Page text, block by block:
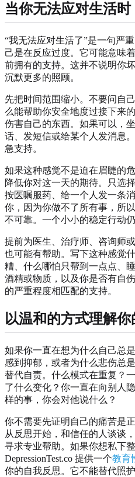
当你无法应对生活
“我无法应对生活了”是一句严
己是在反应过度。它可能意味
前拥有的支持。这并不说明你
沉默更多的照顾。
先把时间范围缩小。不要问自
么能帮助你安全地度过接下来
伤害自己的东西。如果可以，
话、发短信或给某个人发消息
急支持。
如果这种感觉不是迫在眉睫的
降低你对这一天的期待。只选
按医嘱服药、给一个人发一条
你，因为你做不了所有事，所
不可靠。一个小小的稳定行动仍
提前为医生、治疗师、咨询师
也可能有帮助。写下这种感觉
糟、什么哪怕只帮到一点点、
酒精或物质，以及你是否有自
的严重程度相匹配的支持。
以温和的方式理解
如果你一直在想为什么自己总
感到抑郁，或者为什么悲伤总
替代自责。什么模式在重复？
了什么变化？你一直在向别人
样的事，你会对他说什么？
你不需要先证明自己的痛苦是
从反思开始，和信任的人谈谈
寻求专业帮助。如果你想私下
DepressionTest.co 提供一个教育
你的自我反思。它不能替代照